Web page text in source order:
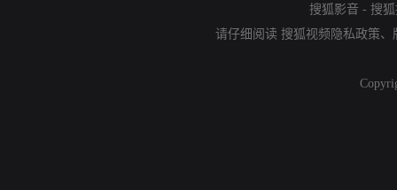
搜狐影音 - 搜
请仔细阅读 搜狐视频隐私政策、